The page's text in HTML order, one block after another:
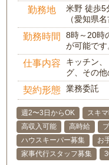
勤務地
米野 徒歩5
（愛知県
勤務時間
8時～20時
が可能で
仕事内容
キッチン
グ、その
契約形態 業務委託
週2〜3日からOK スキ
高収入可能
高時給
ハウスキーパー募集
お
家事代行スタッフ募集